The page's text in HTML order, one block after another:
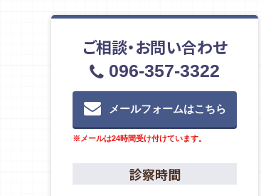
ご相談・お問い合わせ
096-357-3322
メールフォームはこちら
※メールは24時間受け付けています。
診察時間